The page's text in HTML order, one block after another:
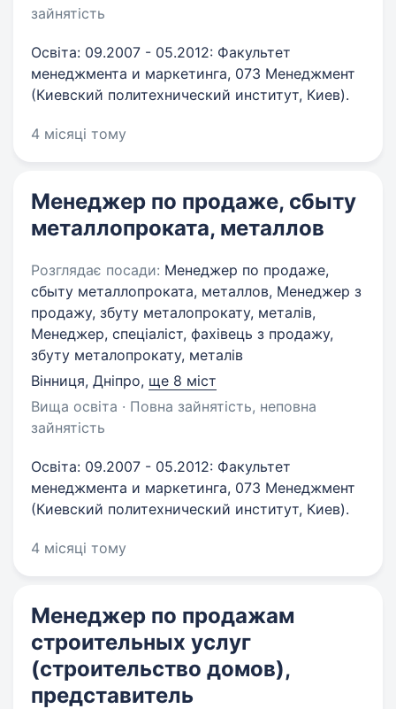
зайнятість
Освіта: 09.2007 - 05.2012: Факультет
менеджмента и маркетинга, 073 Менеджмент
(Киевский политехнический институт, Киев).
4 місяці тому
Менеджер по продаже, сбыту
металлопроката, металлов
Розглядає посади: Менеджер по продаже,
сбыту металлопроката, металлов, Менеджер з
продажу, збуту металопрокату, металiв,
Менеджер, спеціаліст, фахівець з продажу,
збуту металопрокату, металiв
Вінниця, Дніпро, ще 8 міст
Вища освіта · Повна зайнятість, неповна
зайнятість
Освіта: 09.2007 - 05.2012: Факультет
менеджмента и маркетинга, 073 Менеджмент
(Киевский политехнический институт, Киев).
4 місяці тому
Менеджер по продажам
строительных услуг
(строительство домов),
представитель